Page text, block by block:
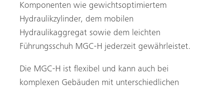
Komponenten wie gewichtsoptimiertem
Hydraulikzylinder, dem mobilen
Hydraulikaggregat sowie dem leichten
Führungsschuh MGC-H jederzeit gewährleistet.
Die MGC-H ist flexibel und kann auch bei
komplexen Gebäuden mit unterschiedlichen